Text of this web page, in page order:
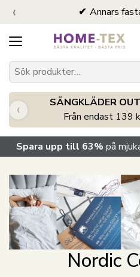
Annars
‹
SÄNGKLÄDER
Från endast 139
‹
Spara upp till 63% på
Nordic